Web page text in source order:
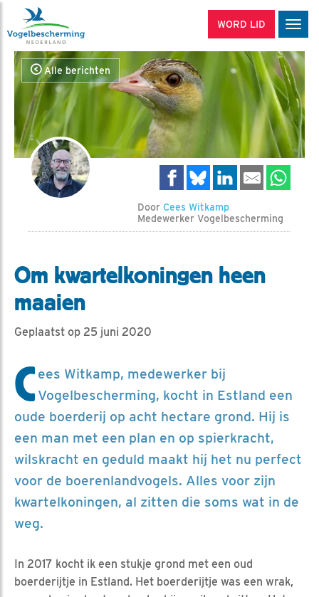
WORD LID
Alle berichten
Door Cees Witkamp
Medewerker Vogelbescherming
Om kwartelkoningen heen
maaien
Geplaatst op 25 juni 2020
Cees Witkamp, medewerker bij
Vogelbescherming, kocht in Estland een
oude boerderij op acht hectare grond. Hij is
een man met een plan en op spierkracht,
wilskracht en geduld maakt hij het nu perfect
voor de boerenlandvogels. Alles voor zijn
kwartelkoningen, al zitten die soms wat in de
weg.
In 2017 kocht ik een stukje grond met een oud
boerderijtje in Estland. Het boerderijtje was een wrak,